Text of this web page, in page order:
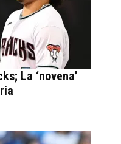
La ‘novena’